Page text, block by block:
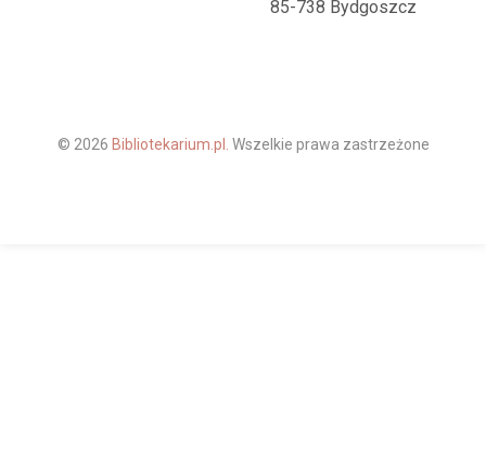
85-738 Bydgoszcz
© 2026 Bibliotekarium.pl. Wszelkie prawa zastrzeżone